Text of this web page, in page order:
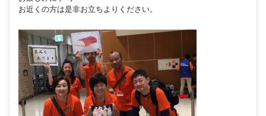
お近くの方は是非お立ちよりください。